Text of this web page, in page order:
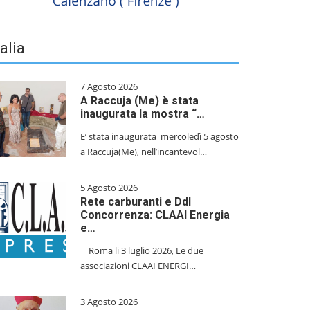
7 Agosto 2026
A Raccuja (Me) è stata
inaugurata la mostra “…
E’ stata inaugurata mercoledì 5 agosto
a Raccuja(Me), nell’incantevol…
5 Agosto 2026
Rete carburanti e Ddl
Concorrenza: CLAAI Energia
e…
​Roma li 3 luglio 2026, Le due
associazioni CLAAI ENERGI…
3 Agosto 2026